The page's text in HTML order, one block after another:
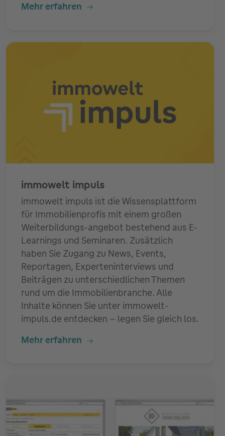
Mehr erfahren
immowelt impuls
immowelt impuls ist die Wissensplattform
für Immobilienprofis mit einem großen
Weiterbildungs-angebot bestehend aus E-
Learnings und Seminaren. Zusätzlich
haben Sie Zugang zu News, Events,
Reportagen, Experteninterviews und
Beiträgen zu unterschiedlichen Themen
rund um die Immobilienbranche. Alle
Inhalte können Sie unter immowelt-
impuls.de entdecken – legen Sie gleich los.
Mehr erfahren